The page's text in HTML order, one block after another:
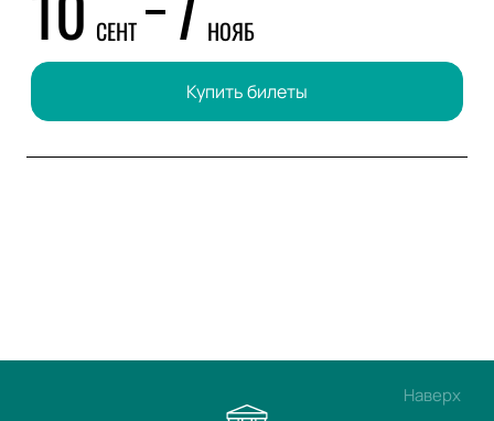
СЕНТ НОЯБ
Купить билеты
Наверх